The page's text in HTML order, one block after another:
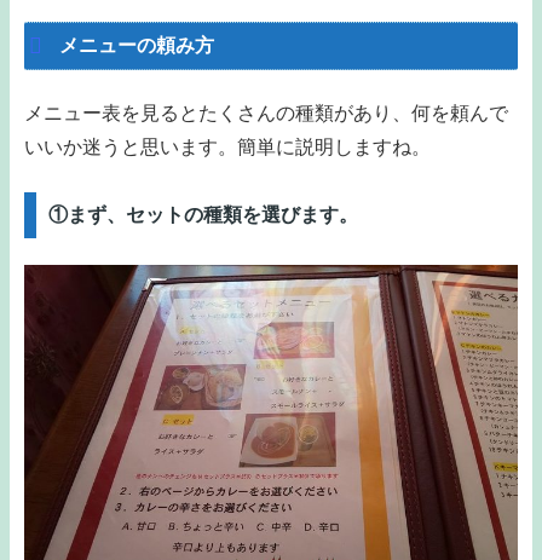
メニューの頼み方
メニュー表を見るとたくさんの種類があり、何を頼んで
いいか迷うと思います。簡単に説明しますね。
①まず、セットの種類を選びます。